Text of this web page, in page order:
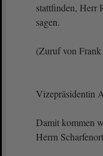
stattfinden, Herr
sagen.
(Zuruf von
Vizepräsidentin
Damit kommen
Herrn